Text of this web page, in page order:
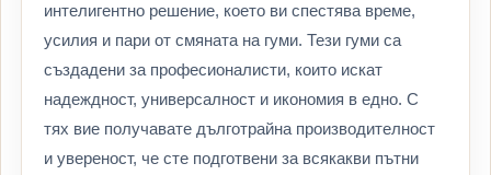
интелигентно решение, което ви спестява време,
усилия и пари от смяната на гуми. Тези гуми са
създадени за професионалисти, които искат
надеждност, универсалност и икономия в едно. С
тях вие получавате дълготрайна производителност
и увереност, че сте подготвени за всякакви пътни